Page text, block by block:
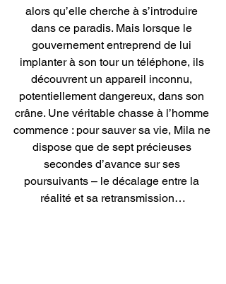
alors qu’elle cherche à s’introduire
dans ce paradis. Mais lorsque le
gouvernement entreprend de lui
implanter à son tour un téléphone, ils
découvrent un appareil inconnu,
potentiellement dangereux, dans son
crâne. Une véritable chasse à l’homme
commence : pour sauver sa vie, Mila ne
dispose que de sept précieuses
secondes d’avance sur ses
poursuivants – le décalage entre la
réalité et sa retransmission…